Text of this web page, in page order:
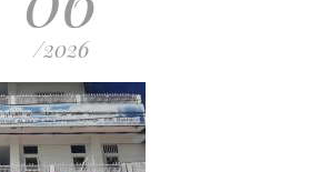
/2026